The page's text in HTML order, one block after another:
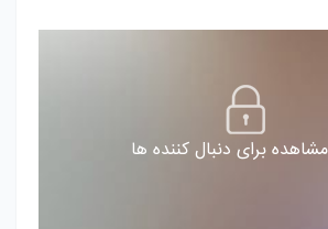
برای دنبال کننده ها